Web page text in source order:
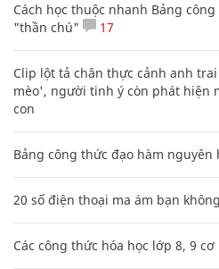
Cách học thuộc nhanh Bảng
"thần chú"
17
Clip lột tả chân thực cảnh anh
mèo', người tinh ý còn phát hiện
con
Bảng công thức đạo hàm
20 số điện thoại ma ám bạn
Các công thức hóa học lớp 8, 9